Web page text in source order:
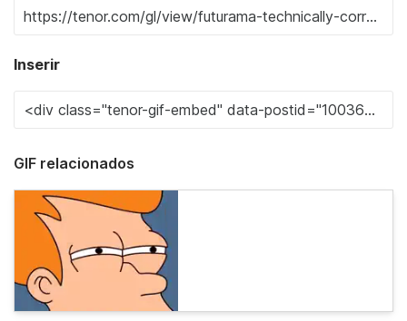
Inserir
GIF relacionados